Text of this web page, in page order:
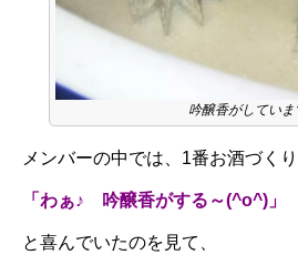
吟醸香がしていま
メンバーの中では、1番お酒づく
「わぁ♪ 吟醸香がする～(^o^)」
と喜んでいたのを見て、